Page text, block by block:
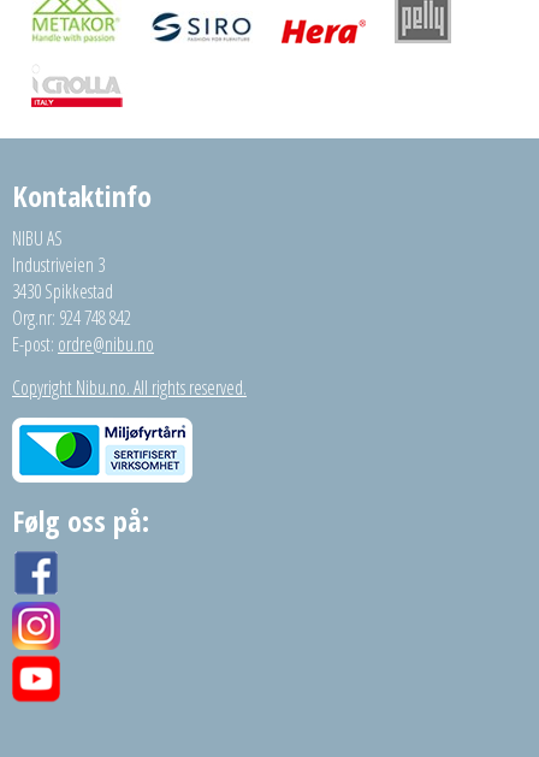
Kontaktinfo
NIBU AS
Industriveien 3
3430 Spikkestad
Org.nr: 924 748 842
E-post: ordre@nibu.no
Copyright Nibu.no. All rights reserved.
Følg oss på: